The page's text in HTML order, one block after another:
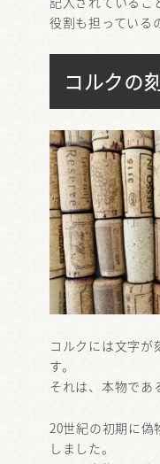
役割も担っている
コルクの
コルクには文字が
す。
それは、本物であ
20世紀の初期に偽
しました。